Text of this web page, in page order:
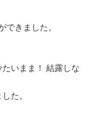
きました。
いまま！ 結露しな
た。